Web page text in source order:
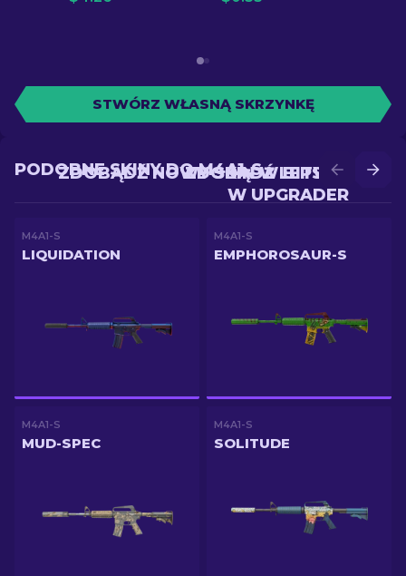
STWÓRZ WŁASNĄ SKRZYNKĘ
ZDOBĄDŹ LEPSZY SKIN
W UPGRADER
ZDOBĄDŹ NOWY SKIN W BITWIE
PODOBNE SKINY DO M4A1-S
M4A1-S
LIQUIDATION
M4A1-S
EMPHOROSAUR-S
M4A1-S
MUD-SPEC
M4A1-S
SOLITUDE